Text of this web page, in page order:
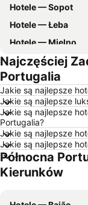
Hotele — Sopot
Hotele — Łeba
Hotele — Mielno
Hotele — Gdynia
Hotele — Rzym
Hotele — Wisła
Hotele —
Hotele — Rewal
Hotele — Malta
Hotele — Majorka
Hotele — Grecja
Najczęściej
Portugalia
Jakie są najlepsze
Jakie są najlepsze
Jakie są najlepsze
Portugalia?
Jakie są najlepsze
Jakie są najlepsze
Północna
Kierunków